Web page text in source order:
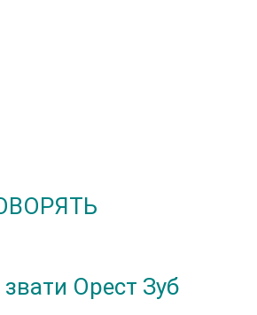
Орест Зуб